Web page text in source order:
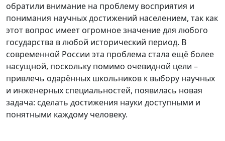
обратили внимание на проблему восприятия и
понимания научных достижений населением, так как
этот вопрос имеет огромное значение для любого
государства в любой исторический период. В
современной России эта проблема стала ещё более
насущной, поскольку помимо очевидной цели –
привлечь одарённых школьников к выбору научных
и инженерных специальностей, появилась новая
задача: сделать достижения науки доступными и
понятными каждому человеку.